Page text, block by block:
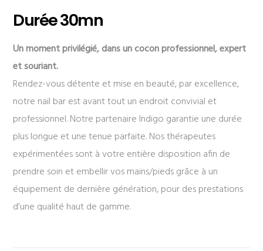
Durée 30mn
Un moment privilégié, dans un cocon professionnel, expert
et souriant.
Rendez-vous détente et mise en beauté, par excellence,
notre nail bar est avant tout un endroit convivial et
professionnel. Notre partenaire Indigo garantie une durée
plus longue et une tenue parfaite. Nos thérapeutes
expérimentées sont à votre entière disposition afin de
prendre soin et embellir vos mains/pieds grâce à un
équipement de dernière génération, pour des prestations
d’une qualité haut de gamme.